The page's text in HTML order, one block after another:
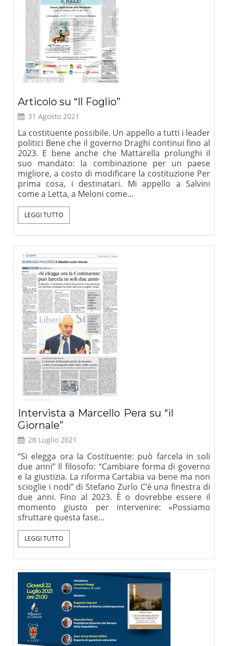
Articolo su “Il Foglio”
31 Agosto 2021
La costituente possibile. Un appello a tutti i leader
politici Bene che il governo Draghi continui fino al
2023. E bene anche che Mattarella prolunghi il
suo mandato: la combinazione per un paese
migliore, a costo di modificare la costituzione Per
prima cosa, i destinatari. Mi appello a Salvini
come a Letta, a Meloni come…
LEGGI TUTTO
Intervista a Marcello Pera su “il
Giornale”
28 Luglio 2021
“Si elegga ora la Costituente: può farcela in soli
due anni” Il filosofo: “Cambiare forma di governo
e la giustizia. La riforma Cartabia va bene ma non
scioglie i nodi” di Stefano Zurlo C’è una finestra di
due anni. Fino al 2023. È o dovrebbe essere il
momento giusto per intervenire: «Possiamo
sfruttare questa fase…
LEGGI TUTTO